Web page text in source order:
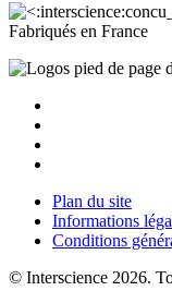
Fabriqués en France
Plan du site
Informations
Conditions
© Interscience 2026.